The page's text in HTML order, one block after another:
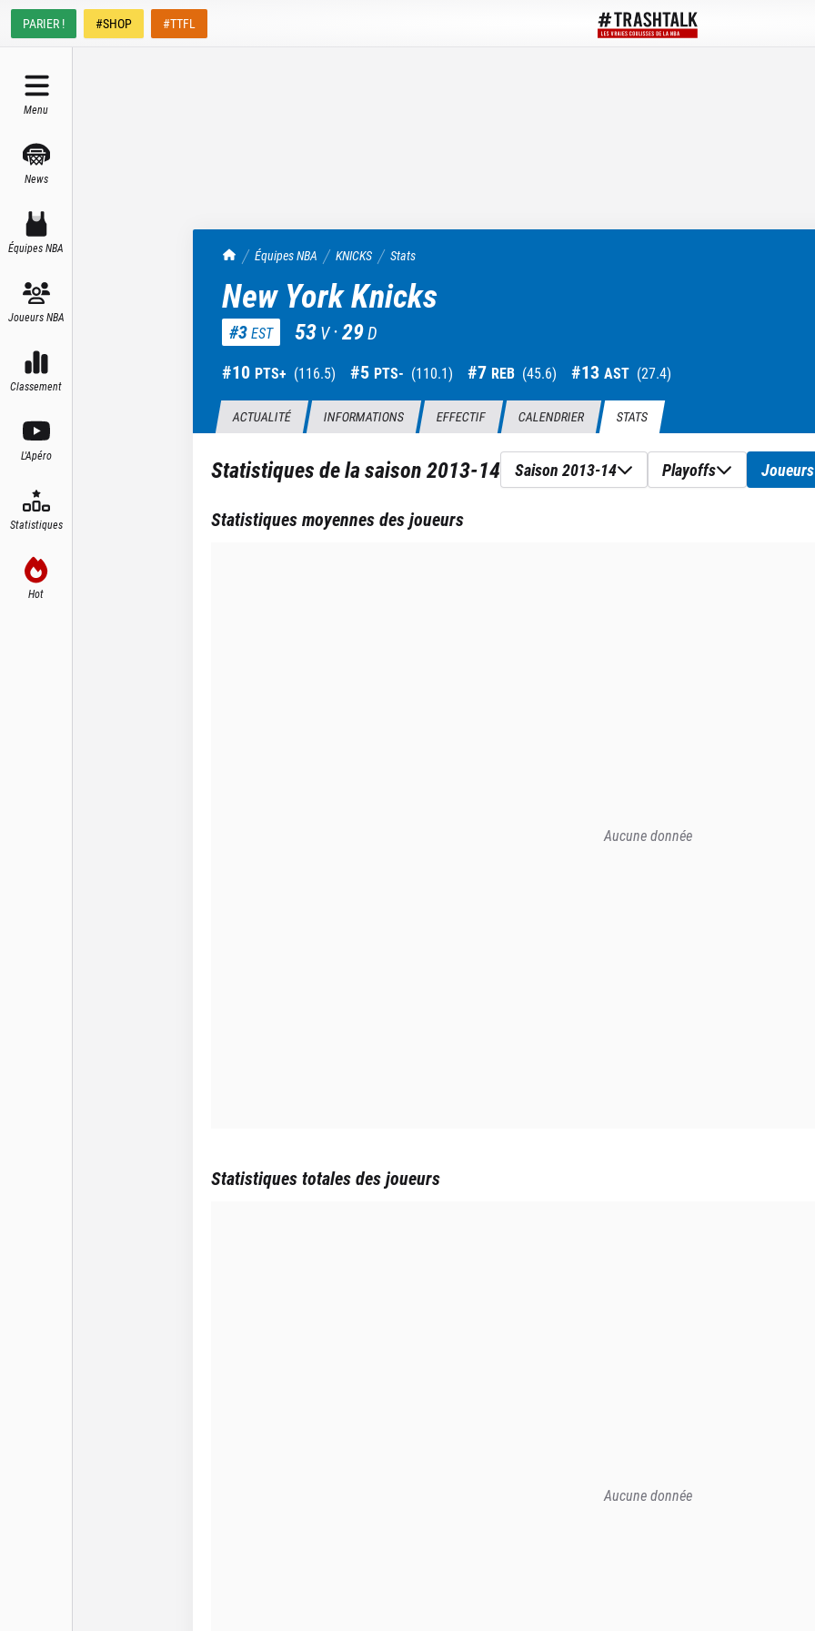
PARIER ! #SHOP #TTFL
Menu
News
Équipes NBA
Joueurs NBA
Classement
L'Apéro
Statistiques
Hot
TrashTalk Actu NBA
Équipes NBA KNICKS Stats
New York Knicks
#3EST 53 V ·29D
#10 PTS+ (116.5) #5 PTS- (110.1) #7 REB (45.6) #13 AST (27.4)
ACTUALITÉ INFORMATIONS EFFECTIF CALENDRIER STATS
Statistiques de la saison2013-14 Saison 2013-14 Playoffs Joueurs
Statistiques moyennes des joueurs
Aucune donnée
Statistiques totales des joueurs
Aucune donnée